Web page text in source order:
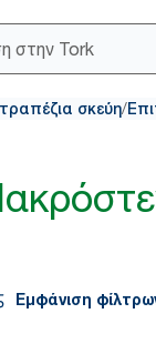
σκεύη/
Εμφάνιση